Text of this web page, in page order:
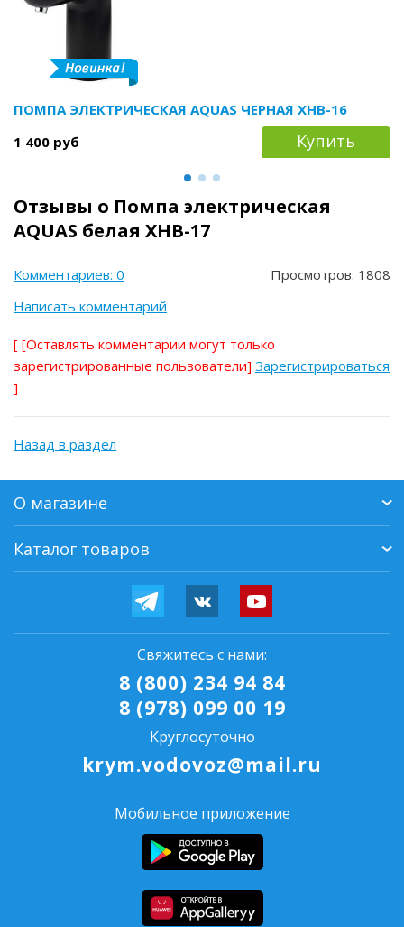
ПОМПА ЭЛЕКТРИЧЕСКАЯ AQUAS ЧЕРНАЯ ХНВ-16
1 400 руб
Купить
Отзывы о Помпа электрическая
AQUAS белая ХНВ-17
Комментариев: 0
Просмотров: 1808
Написать комментарий
[ [Оставлять комментарии могут только
зарегистрированные пользователи] Зарегистрироваться
]
Назад в раздел
О магазине
Каталог товаров
Свяжитесь с нами:
8 (800) 234 94 84
8 (978) 099 00 19
Круглосуточно
krym.vodovoz@mail.ru
Мобильное приложение